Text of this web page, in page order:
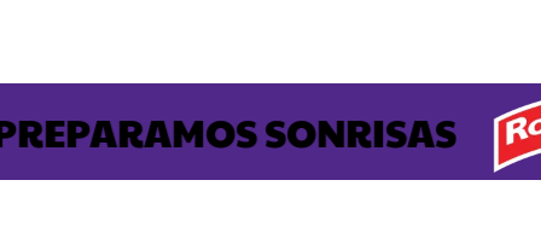
SONRISAS